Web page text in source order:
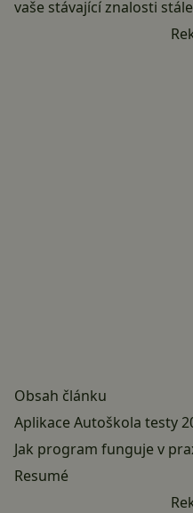
vaše stávající znalosti
Obsah článku
Aplikace Autoškola testy
Jak program funguje v
Resumé